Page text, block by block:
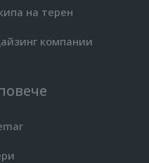
на терен
компании